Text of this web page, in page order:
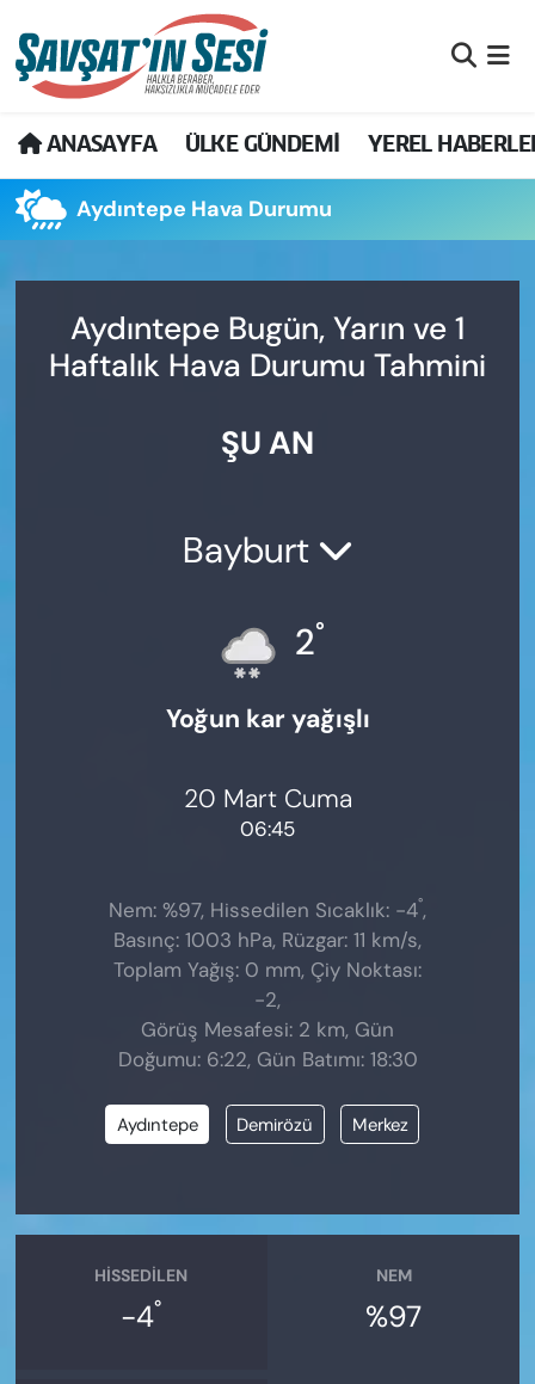
ANASAYFA ÜLKE GÜNDEMİ YEREL
Aydıntepe Hava Durumu
Aydıntepe Bugün, Yarın ve 1
Haftalık Hava Durumu Tahmini
ŞU AN
Bayburt
2°
Yoğun kar yağışlı
20 Mart Cuma
06:45
Nem: %97, Hissedilen Sıcaklık: -4°,
Basınç: 1003 hPa, Rüzgar: 11 km/s,
Toplam Yağış: 0 mm, Çiy Noktası:
-2,
Görüş Mesafesi: 2 km, Gün
Doğumu: 6:22, Gün Batımı: 18:30
Aydıntepe Demirözü Merkez
HISSEDILEN
-4°
NEM
%97
Artvin Nöbetçi Eczaneler
Artvin Hava Durumu
Artvin Namaz Vakitleri
Puan Durumu ve Fikstür
Son Dakika Haberleri